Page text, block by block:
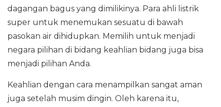
dagangan bagus yang dimilikinya. Para ahli listrik
super untuk menemukan sesuatu di bawah
pasokan air dihidupkan. Memilih untuk menjadi
negara pilihan di bidang keahlian bidang juga bisa
menjadi pilihan Anda.
Keahlian dengan cara menampilkan sangat aman
juga setelah musim dingin. Oleh karena itu,